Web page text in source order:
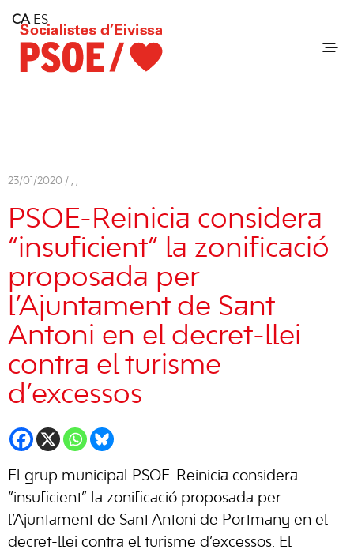
Consell Insular d'Eivissa
Services
Contact
23/01/2020 / , ,
PSOE-Reinicia considera
“insuficient” la zonificació
proposada per
l’Ajuntament de Sant
Antoni en el decret-llei
contra el turisme
d’excessos
El grup municipal PSOE-Reinicia considera
“insuficient” la zonificació proposada per
l’Ajuntament de Sant Antoni de Portmany en el
decret-llei contra el turisme d’excessos. El
CA ES